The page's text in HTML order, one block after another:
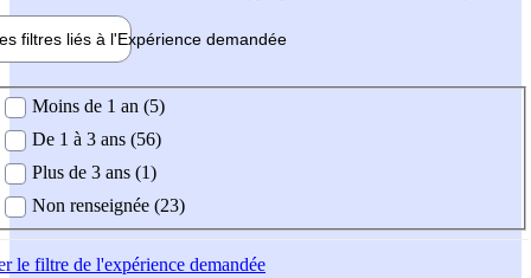
filtres liés à l'Expérience demandée
demandée
Moins de 1 an (5)
De 1 à 3 ans (56)
Plus de 3 ans (1)
Non renseignée (23)
le filtre de l'expérience demandée